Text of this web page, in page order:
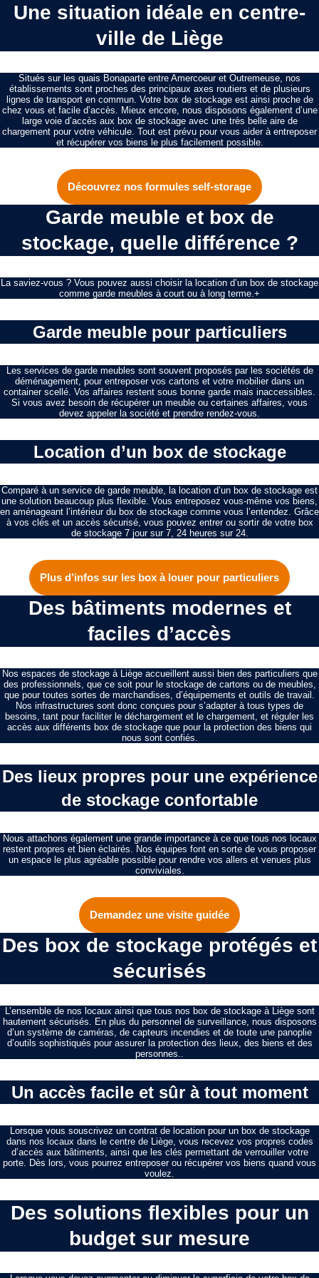
Une situation idéale en centre-
ville de Liège
Situés sur les quais Bonaparte entre Amercoeur et Outremeuse, nos
établissements sont proches des principaux axes routiers et de plusieurs
lignes de transport en commun. Votre box de stockage est ainsi proche de
chez vous et facile d’accès. Mieux encore, nous disposons également d’une
large voie d’accès aux box de stockage avec une très belle aire de
chargement pour votre véhicule. Tout est prévu pour vous aider à entreposer
et récupérer vos biens le plus facilement possible.
Découvrez nos formules self-storage
Garde meuble et box de
stockage, quelle différence ?
La saviez-vous ? Vous pouvez aussi choisir la location d’un box de stockage
comme garde meubles à court ou à long terme.+
Garde meuble pour particuliers
Les services de garde meubles sont souvent proposés par les sociétés de
déménagement, pour entreposer vos cartons et votre mobilier dans un
container scellé. Vos affaires restent sous bonne garde mais inaccessibles.
Si vous avez besoin de récupérer un meuble ou certaines affaires, vous
devez appeler la société et prendre rendez-vous.
Location d’un box de stockage
Comparé à un service de garde meuble, la location d’un box de stockage est
une solution beaucoup plus flexible. Vous entreposez vous-même vos biens,
en aménageant l’intérieur du box de stockage comme vous l’entendez. Grâce
à vos clés et un accès sécurisé, vous pouvez entrer ou sortir de votre box
de stockage 7 jour sur 7, 24 heures sur 24.
Plus d’infos sur les box à louer pour particuliers
Des bâtiments modernes et
faciles d’accès
Nos espaces de stockage à Liège accueillent aussi bien des particuliers que
des professionnels, que ce soit pour le stockage de cartons ou de meubles,
que pour toutes sortes de marchandises, d’équipements et outils de travail.
Nos infrastructures sont donc conçues pour s’adapter à tous types de
besoins, tant pour faciliter le déchargement et le chargement, et réguler les
accès aux différents box de stockage que pour la protection des biens qui
nous sont confiés.
Des lieux propres pour une expérience
de stockage confortable
Nous attachons également une grande importance à ce que tous nos locaux
restent propres et bien éclairés. Nos équipes font en sorte de vous proposer
un espace le plus agréable possible pour rendre vos allers et venues plus
conviviales.
Demandez une visite guidée
Des box de stockage protégés et
sécurisés
L’ensemble de nos locaux ainsi que tous nos box de stockage à Liège sont
hautement sécurisés. En plus du personnel de surveillance, nous disposons
d’un système de caméras, de capteurs incendies et de toute une panoplie
d’outils sophistiqués pour assurer la protection des lieux, des biens et des
personnes..
Un accès facile et sûr à tout moment
Lorsque vous souscrivez un contrat de location pour un box de stockage
dans nos locaux dans le centre de Liège, vous recevez vos propres codes
d’accès aux bâtiments, ainsi que les clés permettant de verrouiller votre
porte. Dès lors, vous pourrez entreposer ou récupérer vos biens quand vous
voulez.
Des solutions flexibles pour un
budget sur mesure